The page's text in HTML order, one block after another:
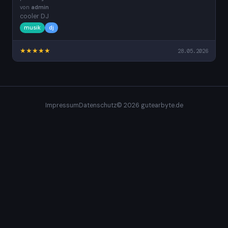
von admin
cooler DJ
musik dj
★★★★★ 28.05.2026
ImpressumDatenschutz© 2026 gutearbyte.de